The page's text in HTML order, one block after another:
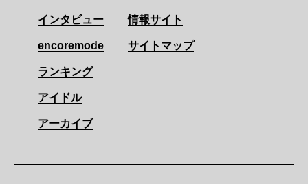
インタビュー
encoremode
ランキング
アイドル
アーカイブ
情報サイト
サイトマップ